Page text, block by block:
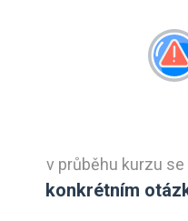
v průběhu kurzu
konkrétním